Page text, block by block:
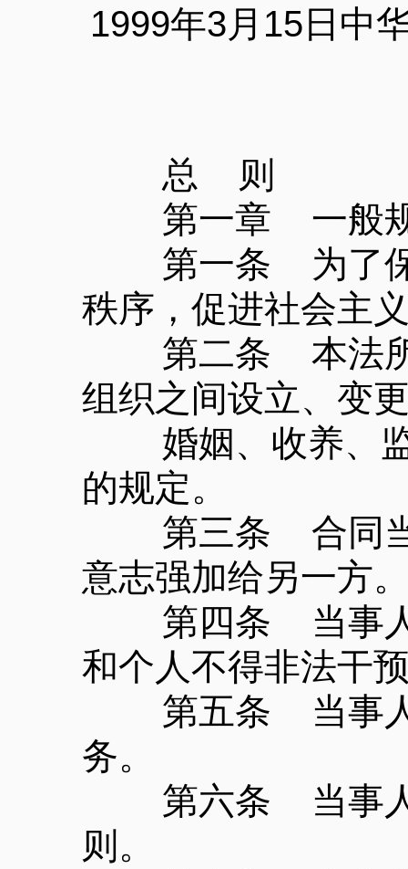
1999年3月15日中
总 则
第一章 一般
第一条 为了保
秩序，促进社会主
第二条 本法所
组织之间设立、变
婚姻、收养、监
的规定。
第三条 合同当
意志强加给另一方
第四条 当事人
和个人不得非法干
第五条 当事人
务。
第六条 当事人
则。